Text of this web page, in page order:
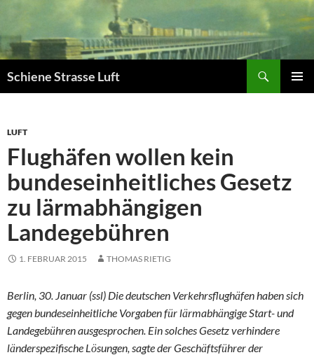
springen
Schiene Strasse Luft
LUFT
Flughäfen wollen kein
bundeseinheitliches Gesetz
zu lärmabhängigen
Landegebühren
1. FEBRUAR 2015 THOMAS RIETIG
Berlin, 30. Januar (ssl) Die deutschen Verkehrsflughäfen haben sich
gegen bundeseinheitliche Vorgaben für lärmabhängige Start- und
Landegebühren ausgesprochen. Ein solches Gesetz verhindere
länderspezifische Lösungen, sagte der Geschäftsführer der